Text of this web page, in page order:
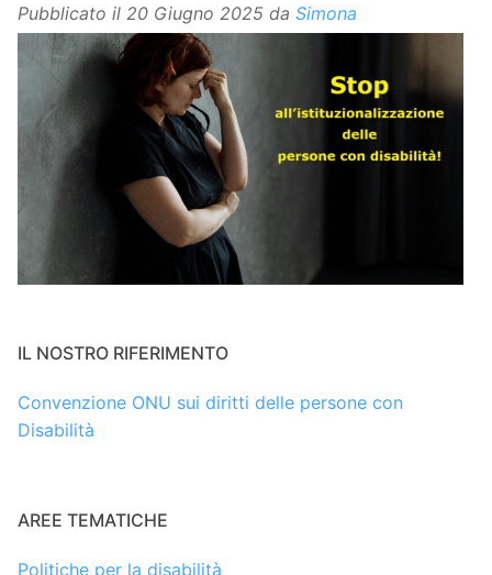
Pubblicato il 20 Giugno 2025 da Simona
IL NOSTRO RIFERIMENTO
Convenzione ONU sui diritti delle persone con
Disabilità
AREE TEMATICHE
Politiche per la disabilità